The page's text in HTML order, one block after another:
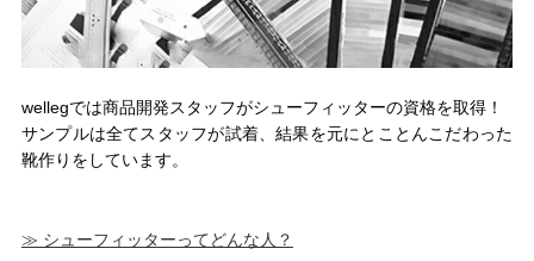
wellegでは商品開発スタッフがシューフィッターの資格を取得！
サンプルは全てスタッフが試着、結果を元にとことんこだわった
靴作りをしています。
≫ シューフィッターってどんな人？